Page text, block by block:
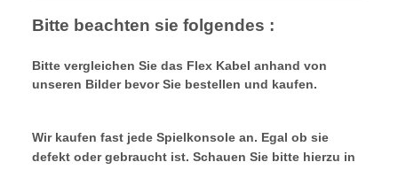
Bitte beachten sie folgendes :
Bitte vergleichen Sie das Flex Kabel anhand von
unseren Bilder bevor Sie bestellen und kaufen.
Wir kaufen fast jede Spielkonsole an. Egal ob sie
defekt oder gebraucht ist. Schauen Sie bitte hierzu in